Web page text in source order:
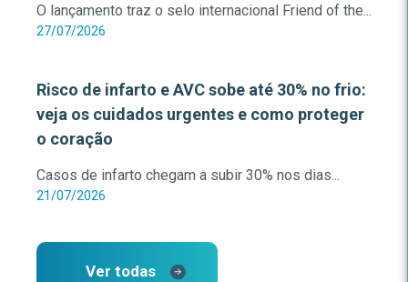
O lançamento traz o selo internacional Friend of the...
27/07/2026
Risco de infarto e AVC sobe até 30% no frio:
veja os cuidados urgentes e como proteger
o coração
Casos de infarto chegam a subir 30% nos dias...
21/07/2026
Ver todas